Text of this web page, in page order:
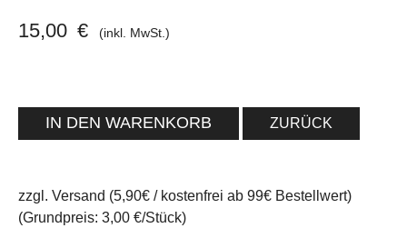
15,00 € (inkl. MwSt.)
ZURÜCK
zzgl. Versand (5,90€ / kostenfrei ab 99€ Bestellwert)
(Grundpreis: 3,00 €/Stück)